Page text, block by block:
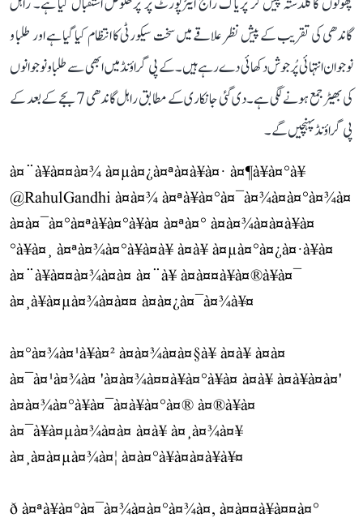
گاندھی کی تقریب کے پیش نظر علاقے میں سخت سیکورٹی کا انتظام کیا گیا ہے اور طلبا و
نوجوان انتہائی پُرجوش دکھائی دے رہے ہیں۔ کے پی گراؤنڈ میں ابھی سے طلبا و نوجوانوں
کی بھیڑ جمع ہونے لگی ہے۔ دی گئی جانکاری کے مطابق راہل گاندھی 7 بجے کے بعد کے
پی گراؤنڈ پہنچیں گے۔
à¤¨à¥à¤¤à¤¾ à¤µà¤¿à¤ªà¤à¥à¤· à¤¶à¥à¤°à¥
@RahulGandhi à¤à¤¾ à¤ªà¥à¤°à¤¯à¤¾à¤à¤°à¤¾à¤
à¤à¤¯à¤°à¤ªà¥à¤°à¥à¤ à¤ªà¤° à¤à¤¾à¤à¤à¥à¤
°à¥à¤¸ à¤ªà¤¾à¤°à¥à¤à¥ à¤à¥ à¤µà¤°à¤¿à¤·à¥à¤
à¤¨à¥à¤¤à¤¾à¤à¤ à¤¨à¥ à¤à¤¤à¥à¤®à¥à¤¯
à¤¸à¥à¤µà¤¾à¤à¤¤ à¤à¤¿à¤¯à¤¾à¥¤
à¤°à¤¾à¤¹à¥à¤² à¤à¤¾à¤à¤§à¥ à¤à¥ à¤à¤
à¤¯à¤¹à¤¾à¤ 'à¤à¤¾à¤¤à¥à¤°à¥à¤ à¤à¥ à¤à¥à¤à¤'
à¤à¤¾à¤°à¥à¤¯à¤à¥à¤°à¤® à¤®à¥à¤
à¤¯à¥à¤µà¤¾à¤à¤ à¤à¥ à¤¸à¤¾à¤¥
à¤¸à¤à¤µà¤¾à¤¦ à¤à¤°à¥à¤à¤à¥à¥¤
ð à¤ªà¥à¤°à¤¯à¤¾à¤à¤°à¤¾à¤, à¤à¤¤à¥à¤¤à¤°